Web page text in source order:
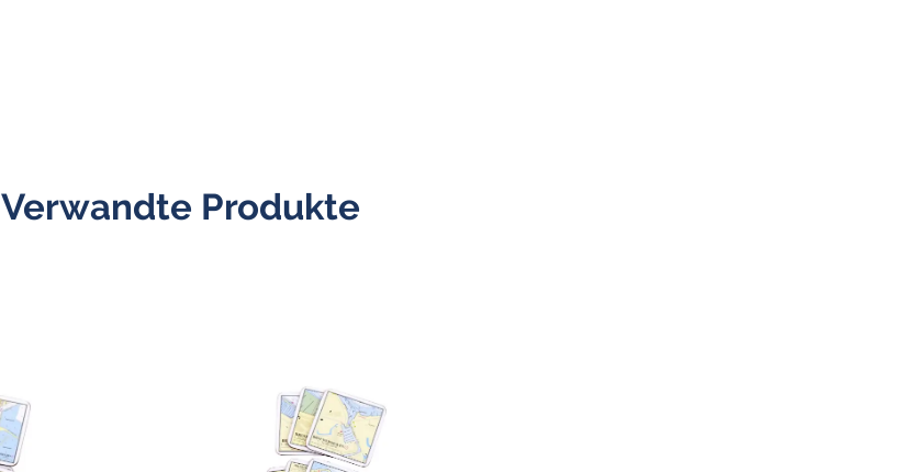
Verwandte Produkte